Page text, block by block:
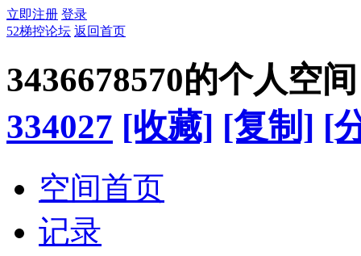
立即注册 登录
52梯控论坛 返回首页
3436678570的个人空间
334027 [收藏] [复制] [
空间首页
记录